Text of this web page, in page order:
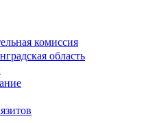
комиссия
область